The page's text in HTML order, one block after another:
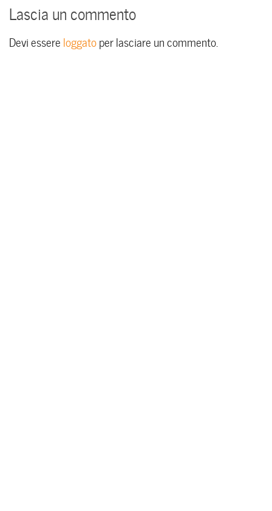
Lascia un commento
Devi essere loggatoper lasciare un commento.